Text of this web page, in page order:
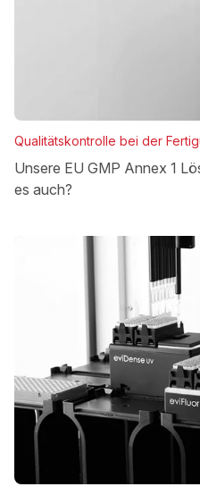
Qualitätskontrolle bei der
Unsere EU GMP Annex 1
es auch?